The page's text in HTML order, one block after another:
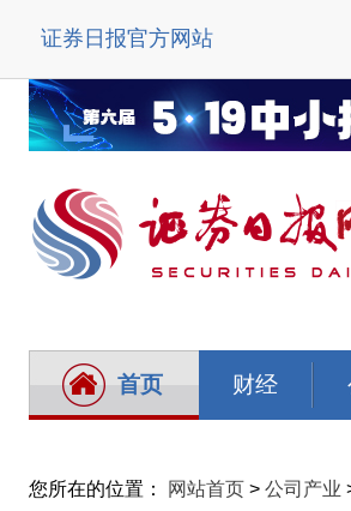
证券日报官方网站
首页 财经
您所在的位置： 网站首页 > 公司产业